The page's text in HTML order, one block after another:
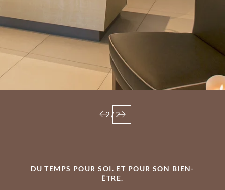
2 / 2
DU TEMPS POUR SOI. ET POUR SON BIEN-
ÊTRE.